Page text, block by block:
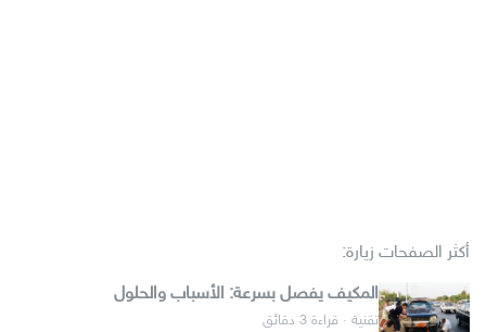
أكثر الصفحات زيارة:
المكيف يفصل بسرعة: الأسباب والحلول
تقنية · قراءة 3 دقائق